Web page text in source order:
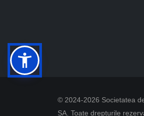
© 2024-2026 Societatea
SA. Toate drepturile